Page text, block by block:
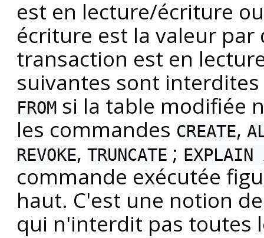
est en lecture/écriture
écriture est la valeur
transaction est en
suivantes sont
FROM si la table modifiée
les commandes CREATE,
REVOKE, TRUNCATE ; EXPLAIN
commande exécutée
haut. C'est une notion
qui n'interdit pas toutes